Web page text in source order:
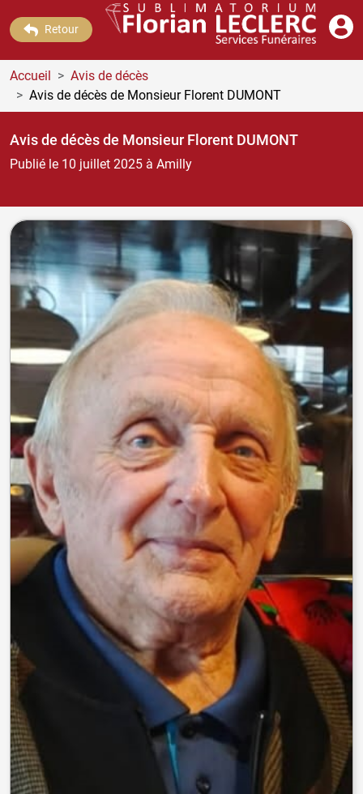
Retour
Accueil
Avis de décès
Avis de décès de Monsieur Florent DUMONT
Avis de décès de Monsieur Florent DUMONT
Publié le 10 juillet 2025 à Amilly